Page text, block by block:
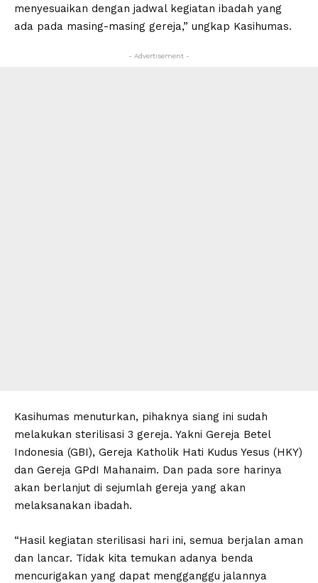
menyesuaikan dengan jadwal kegiatan ibadah yang
ada pada masing-masing gereja,” ungkap Kasihumas.
- Advertisement -
Kasihumas menuturkan, pihaknya siang ini sudah
melakukan sterilisasi 3 gereja. Yakni Gereja Betel
Indonesia (GBI), Gereja Katholik Hati Kudus Yesus (HKY)
dan Gereja GPdI Mahanaim. Dan pada sore harinya
akan berlanjut di sejumlah gereja yang akan
melaksanakan ibadah.
“Hasil kegiatan sterilisasi hari ini, semua berjalan aman
dan lancar. Tidak kita temukan adanya benda
mencurigakan yang dapat mengganggu jalannya